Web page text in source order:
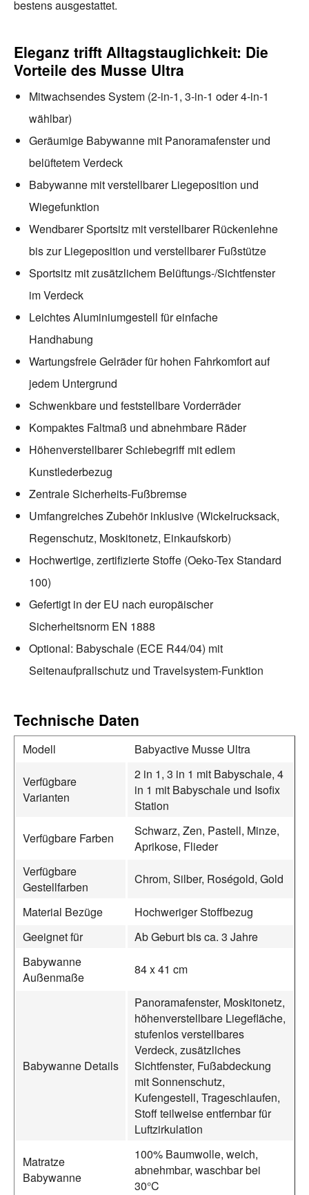
bestens ausgestattet.
Eleganz trifft Alltagstauglichkeit: Die
Vorteile des Musse Ultra
Mitwachsendes System (2-in-1, 3-in-1 oder 4-in-1
wählbar)
Geräumige Babywanne mit Panoramafenster und
belüftetem Verdeck
Babywanne mit verstellbarer Liegeposition und
Wiegefunktion
Wendbarer Sportsitz mit verstellbarer Rückenlehne
bis zur Liegeposition und verstellbarer Fußstütze
Sportsitz mit zusätzlichem Belüftungs-/Sichtfenster
im Verdeck
Leichtes Aluminiumgestell für einfache
Handhabung
Wartungsfreie Gelräder für hohen Fahrkomfort auf
jedem Untergrund
Schwenkbare und feststellbare Vorderräder
Kompaktes Faltmaß und abnehmbare Räder
Höhenverstellbarer Schiebegriff mit edlem
Kunstlederbezug
Zentrale Sicherheits-Fußbremse
Umfangreiches Zubehör inklusive (Wickelrucksack,
Regenschutz, Moskitonetz, Einkaufskorb)
Hochwertige, zertifizierte Stoffe (Oeko-Tex Standard
100)
Gefertigt in der EU nach europäischer
Sicherheitsnorm EN 1888
Optional: Babyschale (ECE R44/04) mit
Seitenaufprallschutz und Travelsystem-Funktion
Technische Daten
Modell Babyactive Musse Ultra
Verfügbare
Varianten
2 in 1, 3 in 1 mit Babyschale, 4
in 1 mit Babyschale und Isofix
Station
Verfügbare Farben
Schwarz, Zen, Pastell, Minze,
Aprikose, Flieder
Verfügbare
Gestellfarben
Chrom, Silber, Roségold, Gold
Material Bezüge
Hochweriger Stoffbezug
Geeignet für
Ab Geburt bis ca. 3 Jahre
Babywanne
Außenmaße
84 x 41 cm
Babywanne Details
Panoramafenster, Moskitonetz,
höhenverstellbare Liegefläche,
stufenlos verstellbares
Verdeck, zusätzliches
Sichtfenster, Fußabdeckung
mit Sonnenschutz,
Kufengestell, Trageschlaufen,
Stoff teilweise entfernbar für
Luftzirkulation
Matratze
Babywanne
100% Baumwolle, weich,
abnehmbar, waschbar bei
30°C